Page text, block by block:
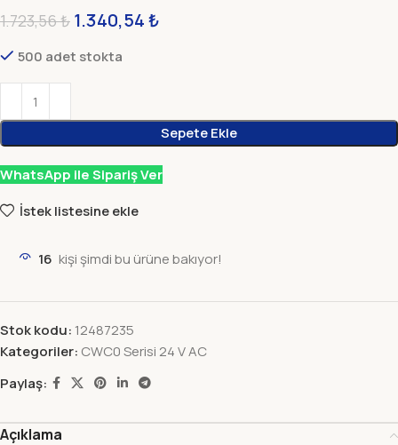
1.723,56₺ 1.340,54₺
500 adet stokta
Sepete Ekle
WhatsApp ile Sipariş Ver
İstek listesine ekle
16 kişi şimdi bu ürüne bakıyor!
Stok kodu: 12487235
Kategoriler: CWC0 Serisi 24 V AC
Paylaş:
Açıklama